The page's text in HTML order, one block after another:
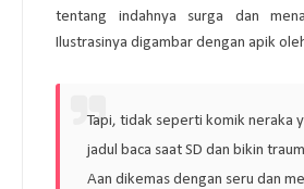
tentang indahnya surga dan
Ilustrasinya digambar dengan apik
Tapi, tidak seperti komik neraka
jadul baca saat SD dan bikin
Aan dikemas dengan seru dan